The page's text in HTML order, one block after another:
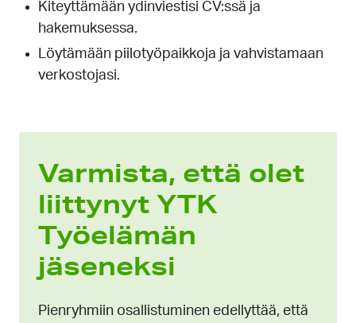
Kiteyttämään ydinviestisi CV:ssä ja
hakemuksessa.
Löytämään piilotyöpaikkoja ja vahvistamaan
verkostojasi.
Varmista, että olet
liittynyt YTK
Työelämän
jäseneksi
Pienryhmiin osallistuminen edellyttää, että